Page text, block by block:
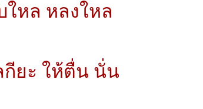
ใหล หลงใหล
ยะ ให้ตื่น นั่น